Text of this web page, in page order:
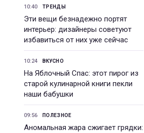
10:40 ТРЕНДЫ
Эти вещи безнадежно портят
интерьер: дизайнеры советуют
избавиться от них уже сейчас
10:24 ВКУСНО
На Яблочный Спас: этот пирог из
старой кулинарной книги пекли
наши бабушки
09:56 ПОЛЕЗНОЕ
Аномальная жара сжигает грядки: